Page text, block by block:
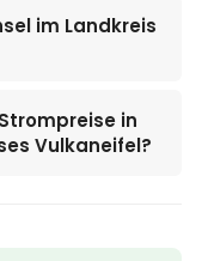
im Landkreis
in
Vulkaneifel?